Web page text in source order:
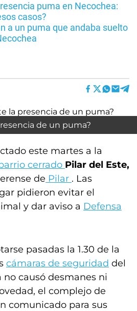
puma en Necochea:
casos?
a un puma que andaba suelto
de un puma?
este martes a la
cerrado Pilar del Este,
de Pilar . Las
pidieron evitar el
y dar aviso a Defensa
pasadas la 1.30 de la
cámaras de seguridad del
causó desmanes ni
el complejo de
comunicado para sus